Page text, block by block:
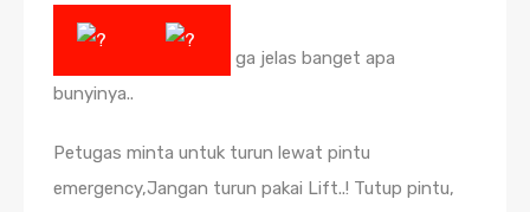
ga jelas banget apa
bunyinya..
Petugas minta untuk turun lewat pintu
emergency,Jangan turun pakai Lift..! Tutup pintu,